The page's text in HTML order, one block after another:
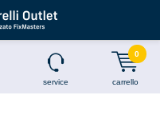
service carrello
0